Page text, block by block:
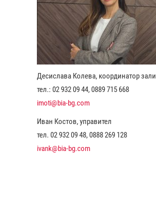
Десислава Колева, координатор зали
тел.: 02 932 09 44, 0889 715 668
imoti@bia-bg.com
Иван Костов, управител
тел. 02 932 09 48, 0888 269 128
ivank@bia-bg.com